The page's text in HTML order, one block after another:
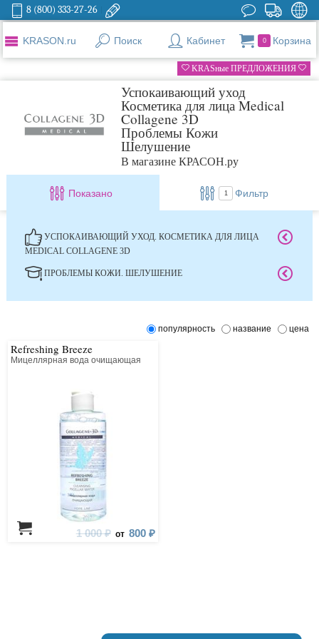
8 (800) 333-27-26
KRASON.ru Поиск Кабинет 0 Корзина
KRASные ПРЕДЛОЖЕНИЯ
Успокаивающий уход
Косметика для лица Medical
Collagene 3D
Проблемы Кожи
Шелушение
В магазине КРАСОН.ру
Показано 1 Фильтр
УСПОКАИВАЮЩИЙ УХОД. КОСМЕТИКА ДЛЯ ЛИЦА
MEDICAL COLLAGENE 3D
ПРОБЛЕМЫ КОЖИ. ШЕЛУШЕНИЕ
популярность название цена
Refreshing Breeze
Мицеллярная вода очищающая
1 000 ₽ от 800 ₽